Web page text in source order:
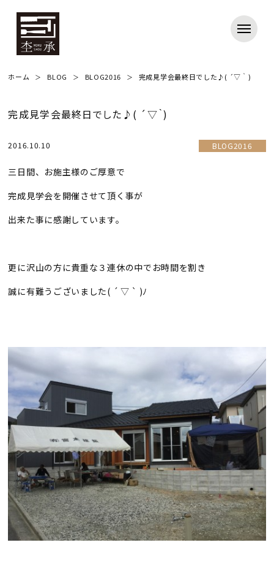
ホーム BLOG BLOG2016 完成見学会最終日でした♪( ´▽｀)
完成見学会最終日でした♪( ´▽｀)
2016.10.10 BLOG2016
三日間、お施主様のご厚意で
完成見学会を開催させて頂く事が
出来た事に感謝しています。
更に沢山の方に貴重な３連休の中でお時間を割き
誠に有難うございました( ´ ▽ ` )ﾉ